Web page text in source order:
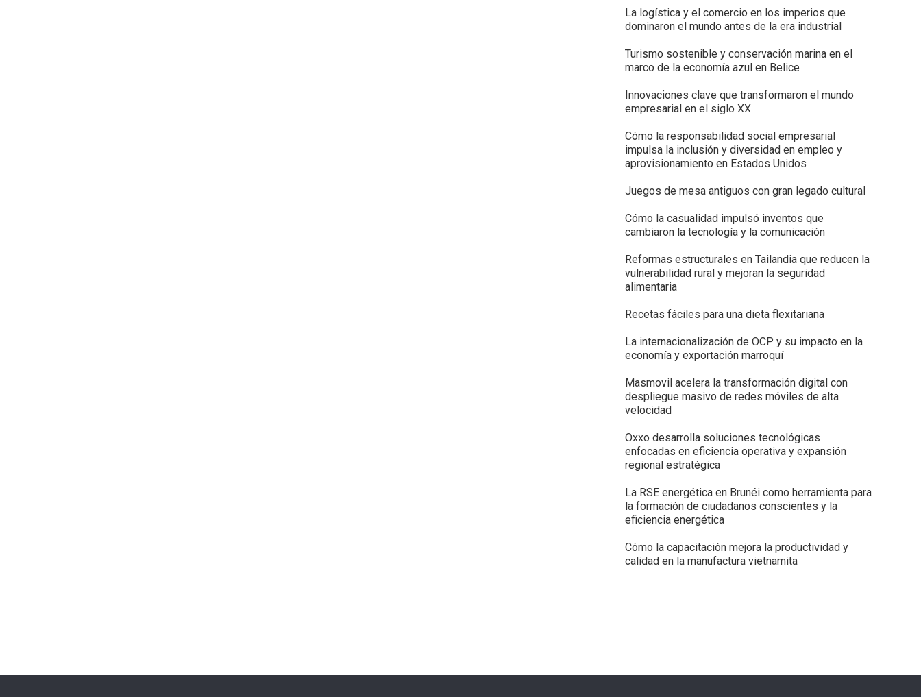
La logística y el comercio en los imperios que
dominaron el mundo antes de la era industrial
Turismo sostenible y conservación marina en el
marco de la economía azul en Belice
Innovaciones clave que transformaron el mundo
empresarial en el siglo XX
Cómo la responsabilidad social empresarial
impulsa la inclusión y diversidad en empleo y
aprovisionamiento en Estados Unidos
Juegos de mesa antiguos con gran legado cultural
Cómo la casualidad impulsó inventos que
cambiaron la tecnología y la comunicación
Reformas estructurales en Tailandia que reducen la
vulnerabilidad rural y mejoran la seguridad
alimentaria
Recetas fáciles para una dieta flexitariana
La internacionalización de OCP y su impacto en la
economía y exportación marroquí
Masmovil acelera la transformación digital con
despliegue masivo de redes móviles de alta
velocidad
Oxxo desarrolla soluciones tecnológicas
enfocadas en eficiencia operativa y expansión
regional estratégica
La RSE energética en Brunéi como herramienta para
la formación de ciudadanos conscientes y la
eficiencia energética
Cómo la capacitación mejora la productividad y
calidad en la manufactura vietnamita